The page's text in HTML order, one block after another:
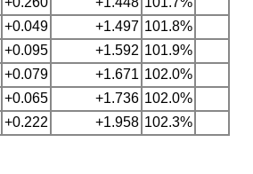
+0.049 +1.497 101.8%
+0.095 +1.592 101.9%
+0.079 +1.671 102.0%
+0.065 +1.736 102.0%
+0.222 +1.958 102.3%